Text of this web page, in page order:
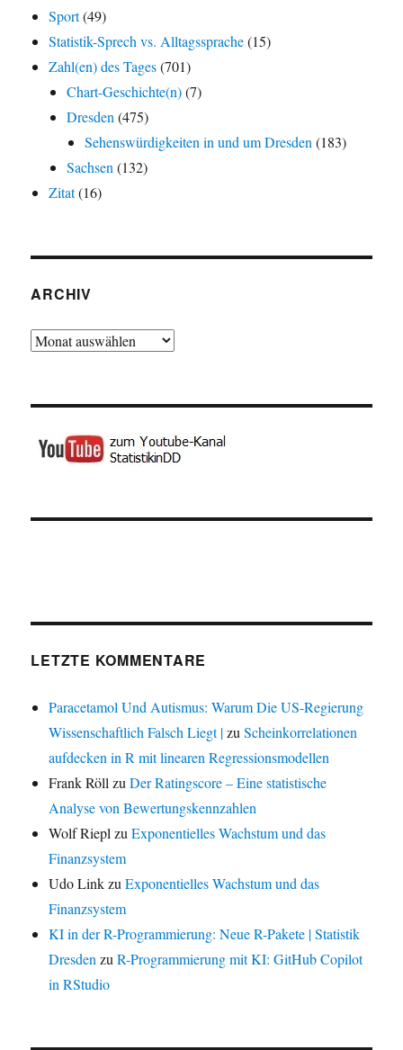
Sport(49)
Statistik-Sprech vs. Alltagssprache(15)
Zahl(en) des Tages(701)
Chart-Geschichte(n)(7)
Dresden (475)
Sehenswürdigkeiten in und um Dresden (183)
Sachsen (132)
Zitat(16)
ARCHIV
Archiv
LETZTE KOMMENTARE
Paracetamol Und Autismus: Warum Die US-Regierung
Wissenschaftlich Falsch Liegt |zuScheinkorrelationen
aufdecken in R mit linearen Regressionsmodellen
Frank Röll zuDer Ratingscore – Eine statistische
Analyse von Bewertungskennzahlen
Wolf Riepl zuExponentielles Wachstum und das
Finanzsystem
Udo LinkzuExponentielles Wachstum und das
Finanzsystem
KI in der R-Programmierung: Neue R-Pakete | Statistik
Dresden zuR-Programmierung mit KI: GitHub Copilot
in RStudio